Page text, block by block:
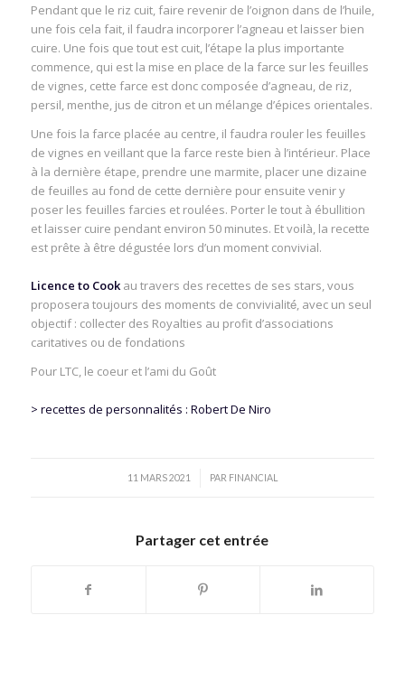
Pendant que le riz cuit, faire revenir de l’oignon dans de l’huile,
une fois cela fait, il faudra incorporer l’agneau et laisser bien
cuire. Une fois que tout est cuit, l’étape la plus importante
commence, qui est la mise en place de la farce sur les feuilles
de vignes, cette farce est donc composée d’agneau, de riz,
persil, menthe, jus de citron et un mélange d’épices orientales.
Une fois la farce placée au centre, il faudra rouler les feuilles
de vignes en veillant que la farce reste bien à l’intérieur. Place
à la dernière étape, prendre une marmite, placer une dizaine
de feuilles au fond de cette dernière pour ensuite venir y
poser les feuilles farcies et roulées. Porter le tout à ébullition
et laisser cuire pendant environ 50 minutes. Et voilà, la recette
est prête à être dégustée lors d’un moment convivial.
Licence to Cookau travers des recettes de ses stars, vous
proposera toujours des moments de convivialité́, avec un seul
objectif : collecter des Royalties au profit d’associations
caritatives ou de fondations
Pour LTC, le coeur et l’ami du Goût
> recettes de personnalités : Robert De Niro
11 MARS 2021
/ PAR FINANCIAL
Partager cet entrée